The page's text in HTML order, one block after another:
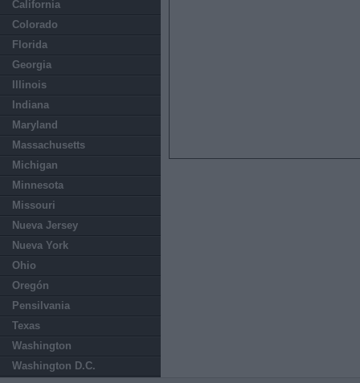
California
Colorado
Florida
Georgia
Illinois
Indiana
Maryland
Massachusetts
Michigan
Minnesota
Missouri
Nueva Jersey
Nueva York
Ohio
Oregón
Pensilvania
Texas
Washington
Washington D.C.